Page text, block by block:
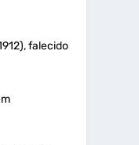
falecido